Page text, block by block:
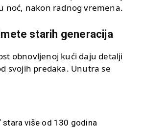
noć, nakon radnog vremena.
starih generacija
obnovljenoj kući daju detalji
svojih predaka. Unutra se
stara više od 130 godina